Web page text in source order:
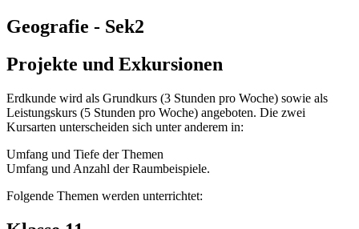
Geografie - Sek2
Projekte und Exkursionen
Erdkunde wird als Grundkurs (3 Stunden pro Woche) sowie als
Leistungskurs (5 Stunden pro Woche) angeboten. Die zwei
Kursarten unterscheiden sich unter anderem in:
Umfang und Tiefe der Themen
Umfang und Anzahl der Raumbeispiele.
Folgende Themen werden unterrichtet: